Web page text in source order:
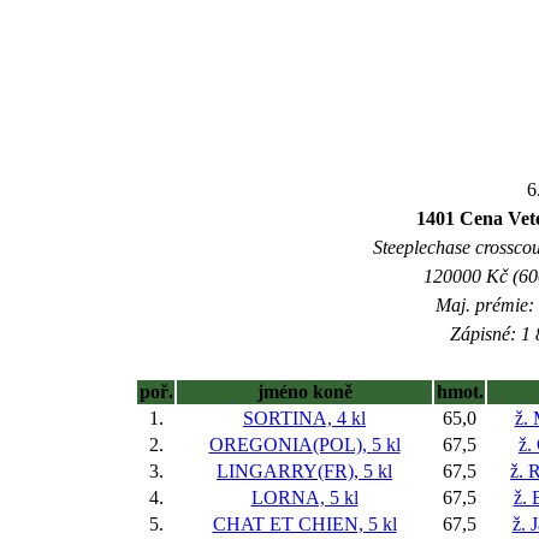
1401 Cena
Steeplechase
120000 Kč
Maj. prémie:
Zápisné: 1
poř. jméno koně
hmot.
1.
SORTINA, 4 kl 65,0
ž.
2.
OREGONIA(POL), 5 kl 67,5
ž.
3.
LINGARRY(FR), 5 kl 67,5
ž.
4.
LORNA, 5 kl 67,5
ž.
5.
CHAT ET CHIEN, 5 kl 67,5
ž.